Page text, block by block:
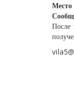
Место
После